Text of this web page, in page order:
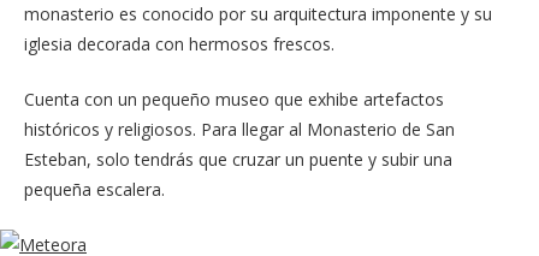
monasterio es conocido por su arquitectura imponente y su
iglesia decorada con hermosos frescos.
Cuenta con un pequeño museo que exhibe artefactos
históricos y religiosos. Para llegar al Monasterio de San
Esteban, solo tendrás que cruzar un puente y subir una
pequeña escalera.